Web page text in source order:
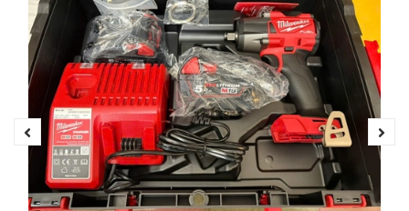
M12 FIR14-0 có kích thước và trọng lượng nhỏ, điều này
giúp người dùng cầm chắc tay hơn, không tốn nhiều sức
trong quá trình làm việc. Đồng thời thiết kế gọn nhẹ còn
mang lại sự linh hoạt trong quá trình sử dụng, giúp tiết kiệm
thời gian thao tác.